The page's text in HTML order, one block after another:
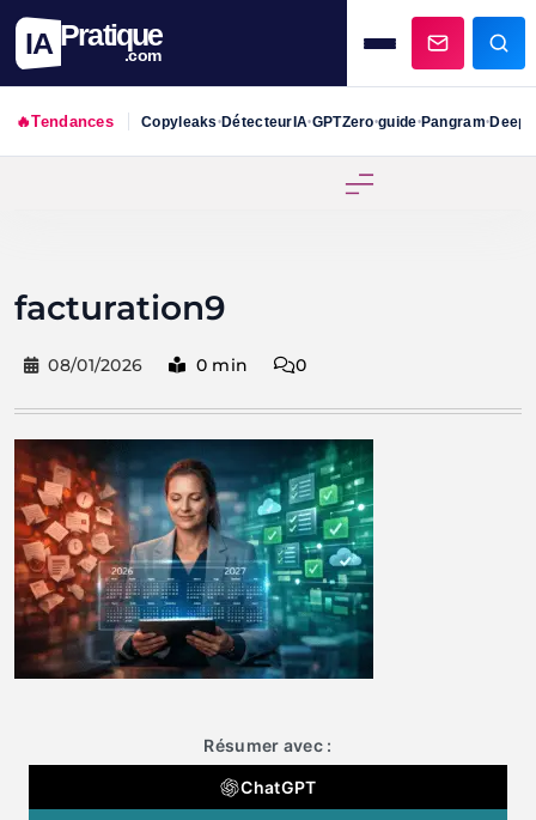
IA Pratique
.com
🔥Tendances Copyleaks •DétecteurIA•GPTZero•guide•Pangram•
facturation9
08/01/2026 0 min 0
Résumer avec :
ChatGPT